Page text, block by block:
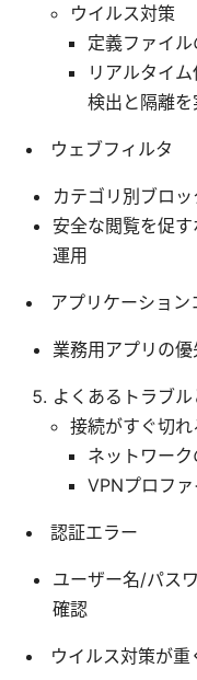
ウイルス対策
定義ファイ
リアルタイ
検出と隔離を
ウェブフィルタ
カテゴリ別ブロ
安全な閲覧を促
運用
アプリケーション
業務用アプリの
よくあるトラブル
接続がすぐ切
ネットワー
VPNプロフ
認証エラー
ユーザー名/パス
確認
ウイルス対策が